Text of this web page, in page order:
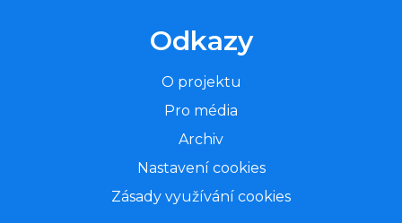
Odkazy
O projektu
Pro média
Archiv
Nastavení cookies
Zásady využívání cookies